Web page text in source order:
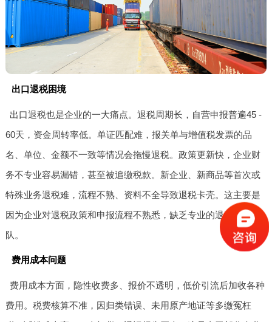
出口退税困境
出口退税也是企业的一大痛点。退税周期长，自营申报普遍45 -
60天，资金周转率低。单证匹配难，报关单与增值税发票的品
名、单位、金额不一致等情况会拖慢退税。政策更新快，企业财
务不专业容易漏错，甚至被追缴税款。新企业、新商品等首次或
特殊业务退税难，流程不熟、资料不全导致退税卡壳。这主要是
因为企业对退税政策和申报流程不熟悉，缺乏专业的退税审核团
队。
费用成本问题
费用成本方面，隐性收费多、报价不透明，低价引流后加收各种
费用。税费核算不准，因归类错误、未用原产地证等多缴冤枉